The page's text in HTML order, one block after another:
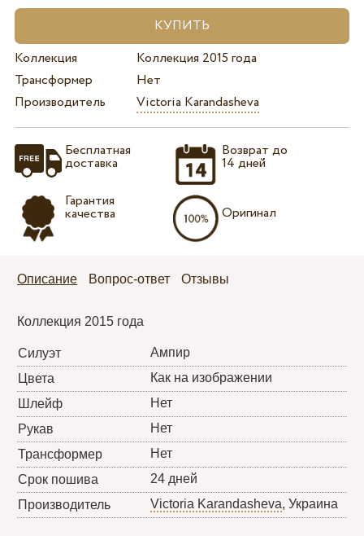
Коллекция
Коллекция 2015 года
Трансформер
Нет
Производитель
Victoria Karandasheva
Бесплатная
доставка
Гарантия
качества
Возврат до
14 дней
Оригинал
Описание Вопрос-ответ Отзывы
Коллекция 2015 года
Силуэт
Ампир
Цвета
Как на изображении
Шлейф
Нет
Рукав
Нет
Трансформер
Нет
Срок пошива
24 дней
Производитель
Victoria Karandasheva, Украина